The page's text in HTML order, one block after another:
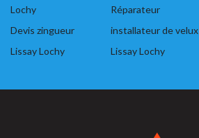
Lochy
Devis zingueur
Lissay Lochy
Réparateur
installateur de velux
Lissay Lochy